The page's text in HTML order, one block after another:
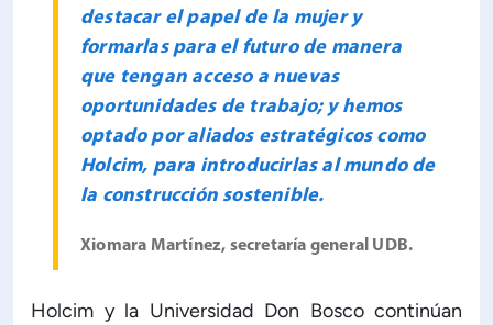
destacar el papel de la mujer y
formarlas para el futuro de manera
que tengan acceso a nuevas
oportunidades de trabajo; y hemos
optado por aliados estratégicos como
Holcim, para introducirlas al mundo de
la construcción sostenible.
Xiomara Martínez, secretaría general UDB.
Holcim y la Universidad Don Bosco continúan